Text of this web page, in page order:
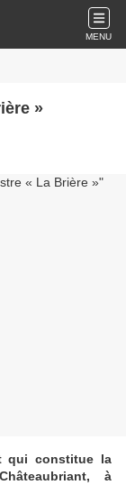
MENU
»
qui constitue la
à